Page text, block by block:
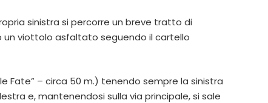
sinistra si percorre un breve tratto di
un viottolo asfaltato seguendo il cartello
Fate” – circa 50 m.) tenendo sempre la sinistra
e, mantenendosi sulla via principale, si sale